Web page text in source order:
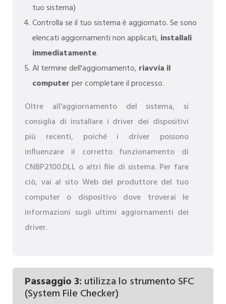
tuo sistema)
Controlla se il tuo sistema è aggiornato. Se sono
elencati aggiornamenti non applicati, installali
immediatamente.
Al termine dell'aggiornamento, riavvia il
computerper completare il processo.
Oltre all'aggiornamento del sistema, si
consiglia di installare i driver dei dispositivi
più recenti, poiché i driver possono
influenzare il corretto funzionamento di
CNBP2100.DLL o altri file di sistema. Per fare
ciò, vai al sito Web del produttore del tuo
computer o dispositivo dove troverai le
informazioni sugli ultimi aggiornamenti dei
driver.
Passaggio 3: utilizza lo strumento SFC
(System File Checker)